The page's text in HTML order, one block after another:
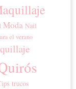
Moda Nail
el verano
trucos